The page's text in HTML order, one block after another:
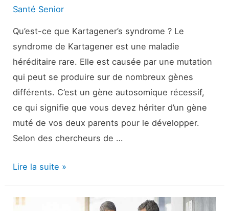
Santé Senior
Qu’est-ce que Kartagener’s syndrome ? Le
syndrome de Kartagener est une maladie
héréditaire rare. Elle est causée par une mutation
qui peut se produire sur de nombreux gènes
différents. C’est un gène autosomique récessif,
ce qui signifie que vous devez hériter d’un gène
muté de vos deux parents pour le développer.
Selon des chercheurs de …
Syndrome
Kartagener
Lire la suite »